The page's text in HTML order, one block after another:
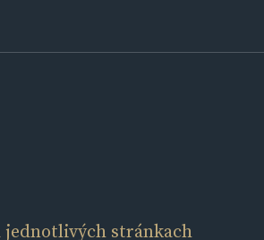
jednotlivých stránkach